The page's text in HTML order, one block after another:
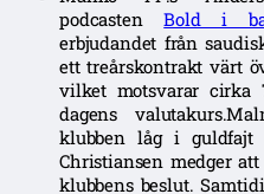
podcastenBold i
erbjudandet från
ett treårskontrakt värt
vilket motsvarar cirka
dagens
klubben låg i
Christiansen medger
klubbens beslut.